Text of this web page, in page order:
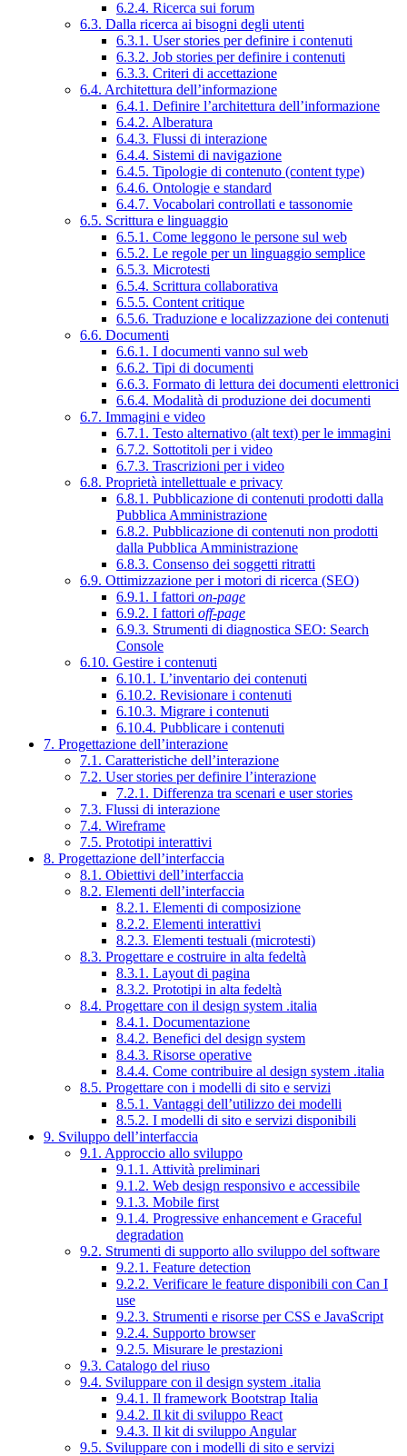
6.2.4. Ricerca sui forum
6.3. Dalla ricerca ai bisogni degli utenti
6.3.1. User stories per definire i contenuti
6.3.2. Job stories per definire i contenuti
6.3.3. Criteri di accettazione
6.4. Architettura dell’informazione
6.4.1. Definire l’architettura dell’informazione
6.4.2. Alberatura
6.4.3. Flussi di interazione
6.4.4. Sistemi di navigazione
6.4.5. Tipologie di contenuto (content type)
6.4.6. Ontologie e standard
6.4.7. Vocabolari controllati e tassonomie
6.5. Scrittura e linguaggio
6.5.1. Come leggono le persone sul web
6.5.2. Le regole per un linguaggio semplice
6.5.3. Microtesti
6.5.4. Scrittura collaborativa
6.5.5. Content critique
6.5.6. Traduzione e localizzazione dei contenuti
6.6. Documenti
6.6.1. I documenti vanno sul web
6.6.2. Tipi di documenti
6.6.3. Formato di lettura dei documenti elettronici
6.6.4. Modalità di produzione dei documenti
6.7. Immagini e video
6.7.1. Testo alternativo (alt text) per le immagini
6.7.2. Sottotitoli per i video
6.7.3. Trascrizioni per i video
6.8. Proprietà intellettuale e privacy
6.8.1. Pubblicazione di contenuti prodotti dalla
Pubblica Amministrazione
6.8.2. Pubblicazione di contenuti non prodotti
dalla Pubblica Amministrazione
6.8.3. Consenso dei soggetti ritratti
6.9. Ottimizzazione per i motori di ricerca (SEO)
6.9.1. I fattori on-page
6.9.2. I fattori off-page
6.9.3. Strumenti di diagnostica SEO: Search
Console
6.10. Gestire i contenuti
6.10.1. L’inventario dei contenuti
6.10.2. Revisionare i contenuti
6.10.3. Migrare i contenuti
6.10.4. Pubblicare i contenuti
7. Progettazione dell’interazione
7.1. Caratteristiche dell’interazione
7.2. User stories per definire l’interazione
7.2.1. Differenza tra scenari e user stories
7.3. Flussi di interazione
7.4. Wireframe
7.5. Prototipi interattivi
8. Progettazione dell’interfaccia
8.1. Obiettivi dell’interfaccia
8.2. Elementi dell’interfaccia
8.2.1. Elementi di composizione
8.2.2. Elementi interattivi
8.2.3. Elementi testuali (microtesti)
8.3. Progettare e costruire in alta fedeltà
8.3.1. Layout di pagina
8.3.2. Prototipi in alta fedeltà
8.4. Progettare con il design system .italia
8.4.1. Documentazione
8.4.2. Benefici del design system
8.4.3. Risorse operative
8.4.4. Come contribuire al design system .italia
8.5. Progettare con i modelli di sito e servizi
8.5.1. Vantaggi dell’utilizzo dei modelli
8.5.2. I modelli di sito e servizi disponibili
9. Sviluppo dell’interfaccia
9.1. Approccio allo sviluppo
9.1.1. Attività preliminari
9.1.2. Web design responsivo e accessibile
9.1.3. Mobile first
9.1.4. Progressive enhancement e Graceful
degradation
9.2. Strumenti di supporto allo sviluppo del software
9.2.1. Feature detection
9.2.2. Verificare le feature disponibili con Can I
use
9.2.3. Strumenti e risorse per CSS e JavaScript
9.2.4. Supporto browser
9.2.5. Misurare le prestazioni
9.3. Catalogo del riuso
9.4. Sviluppare con il design system .italia
9.4.1. Il framework Bootstrap Italia
9.4.2. Il kit di sviluppo React
9.4.3. Il kit di sviluppo Angular
9.5. Sviluppare con i modelli di sito e servizi